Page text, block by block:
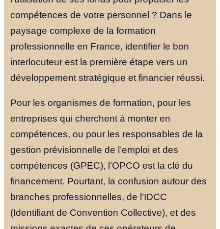
compétences de votre personnel ? Dans le
paysage complexe de la formation
professionnelle en France, identifier le bon
interlocuteur est la première étape vers un
développement stratégique et financier réussi.
Pour les organismes de formation, pour les
entreprises qui cherchent à monter en
compétences, ou pour les responsables de la
gestion prévisionnelle de l’emploi et des
compétences (GPEC), l’OPCO est la clé du
financement. Pourtant, la confusion autour des
branches professionnelles, de l’IDCC
(Identifiant de Convention Collective), et des